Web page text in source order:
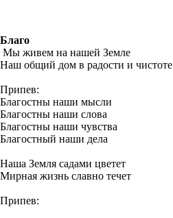
Благо
Мы живем на нашей Земле
Наш общий дом в радости и чистоте
Припев:
Благостны наши мысли
Благостны наши слова
Благостны наши чувства
Благостный наши дела
Наша Земля садами цветет
Мирная жизнь славно течет
Припев: